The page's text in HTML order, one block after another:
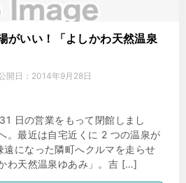
がいい！「よしかわ天然温泉
開日： 2014年9月28日
日の営業をもって閉館しまし
。最近は自宅近くに 2 つの温泉が
遠になった隣町へクルマを走らせ
わ天然温泉ゆあみ」。吉 […]